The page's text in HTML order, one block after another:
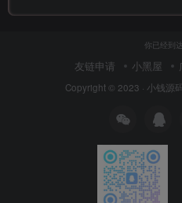
你已经到
友链申请 小黑屋
Copyright © 2023 · 小钱源